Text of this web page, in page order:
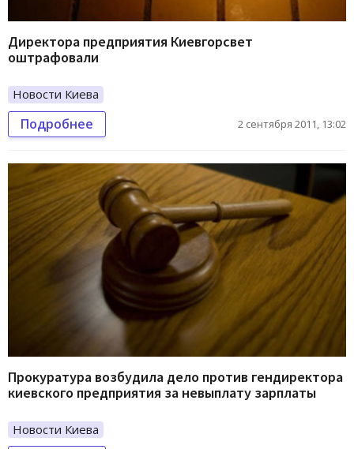
Директора предприятия Киевгорсвет
оштрафовали
Новости Киева
Подробнее 2 сентября 2011, 13:02
Прокуратура возбудила дело против гендиректора
киевского предприятия за невыплату зарплаты
Новости Киева